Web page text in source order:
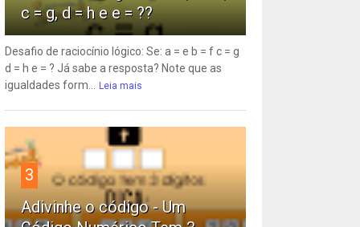
c = g, d = h e e = ??
Desafio de raciocínio lógico: Se: a = e b = f c = g
d = h e = ? Já sabe a resposta? Note que as
igualdades form...
Leia mais
3
Adivinhe o código - Um